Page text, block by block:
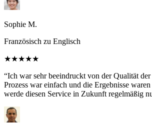
Sophie M.
Französisch zu Englisch
★★★★★
“Ich war sehr beeindruckt von der Qualität
Prozess war einfach und die Ergebnisse
werde diesen Service in Zukunft regelmäßig